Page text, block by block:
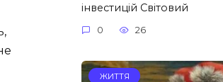
інвестицій Світовий
0 26
ЖИТТЯ